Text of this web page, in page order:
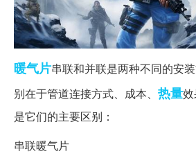
暖气片串联和并联是两种不同的安
别在于管道连接方式、成本、 热量
是它们的主要区别：
串联暖气片